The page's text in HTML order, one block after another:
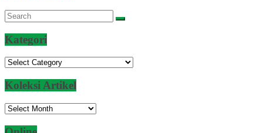
Kategori
Kategori
Koleksi Artikel
Koleksi